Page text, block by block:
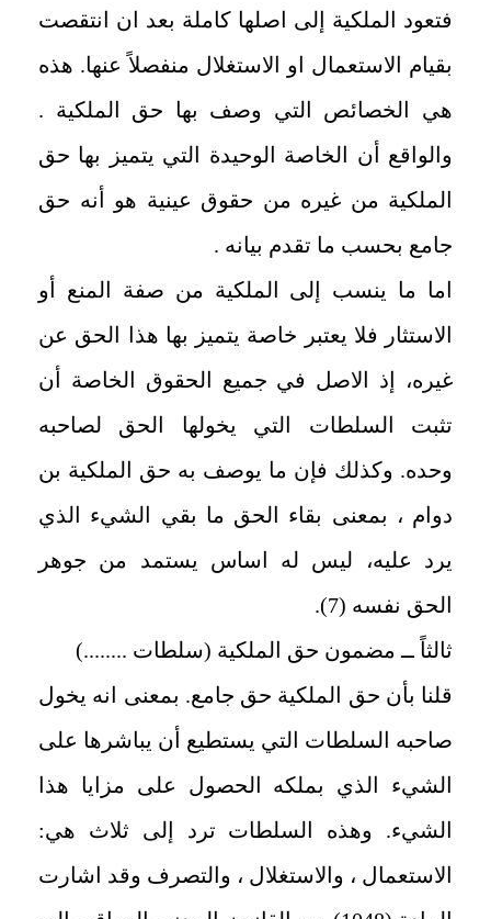
فتعود الملكية إلى اصلها كاملة بعد ان انتقصت
بقيام الاستعمال او الاستغلال منفصلاً عنها. هذه
هي الخصائص التي وصف بها حق الملكية .
والواقع أن الخاصة الوحيدة التي يتميز بها حق
الملكية من غيره من حقوق عينية هو أنه حق
جامع بحسب ما تقدم بيانه .
اما ما ينسب إلى الملكية من صفة المنع أو
الاستثار فلا يعتبر خاصة يتميز بها هذا الحق عن
غيره، إذ الاصل في جميع الحقوق الخاصة أن
تثبت السلطات التي يخولها الحق لصاحبه
وحده. وكذلك فإن ما يوصف به حق الملكية بن
دوام ، بمعنى بقاء الحق ما بقي الشيء الذي
يرد عليه، ليس له اساس يستمد من جوهر
الحق نفسه (7).
ثالثاً ــ مضمون حق الملكية (سلطات ........)
قلنا بأن حق الملكية حق جامع. بمعنى انه يخول
صاحبه السلطات التي يستطيع أن يباشرها على
الشيء الذي بملكه الحصول على مزايا هذا
الشيء. وهذه السلطات ترد إلى ثلاث هي:
الاستعمال ، والاستغلال ، والتصرف وقد اشارت